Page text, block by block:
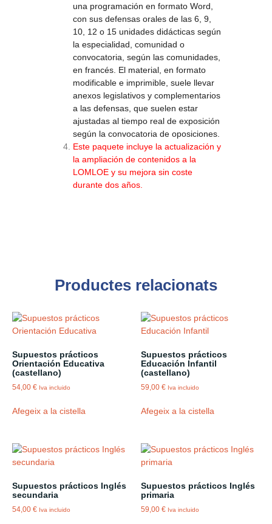
una programación en formato Word,
con sus defensas orales de las 6, 9,
10, 12 o 15 unidades didácticas según
la especialidad, comunidad o
convocatoria, según las comunidades,
en francés. El material, en formato
modificable e imprimible, suele llevar
anexos legislativos y complementarios
a las defensas, que suelen estar
ajustadas al tiempo real de exposición
según la convocatoria de oposiciones.
Este paquete incluye la actualización y
la ampliación de contenidos a la
LOMLOE y su mejora sin coste
durante dos años.
Productes relacionats
Supuestos prácticos
Orientación Educativa
(castellano)
54,00 € Iva incluido
Afegeix a la cistella
Supuestos prácticos
Educación Infantil
(castellano)
59,00€ Iva incluido
Afegeix a la cistella
Supuestos prácticos Inglés
secundaria
54,00 € Iva incluido
Supuestos prácticos Inglés
primaria
59,00€ Iva incluido